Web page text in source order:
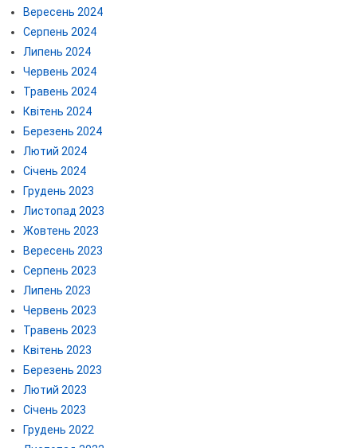
Вересень 2024
Серпень 2024
Липень 2024
Червень 2024
Травень 2024
Квітень 2024
Березень 2024
Лютий 2024
Січень 2024
Грудень 2023
Листопад 2023
Жовтень 2023
Вересень 2023
Серпень 2023
Липень 2023
Червень 2023
Травень 2023
Квітень 2023
Березень 2023
Лютий 2023
Січень 2023
Грудень 2022